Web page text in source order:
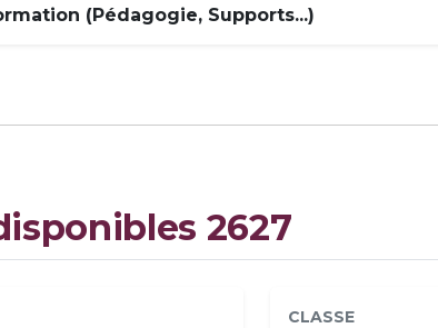
(Pédagogie, Supports...)
2627
CLASSE